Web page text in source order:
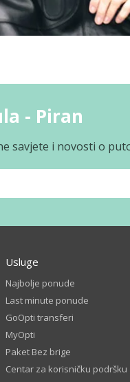
- Piran
savjete i novosti o
Usluge
Najbolje ponude
Last minute ponude
GoOpti transferi
MyOpti
Paket Bez brige
Centar za korisničku podršku